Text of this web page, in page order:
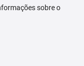
sobre o